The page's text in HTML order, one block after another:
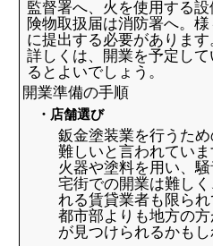
監督署へ、火を使用する
険物取扱届は消防署へ。
に提出する必要があります
詳しくは、開業を予定し
るとよいでしょう。
開業準備の手順
・店舗選び
鈑金塗装業を行うた
難しいと言われていま
火器や塗料を用い、
宅街での開業は難し
れる賃貸業者も限られ
都市部よりも地方の
が見つけられるかもし